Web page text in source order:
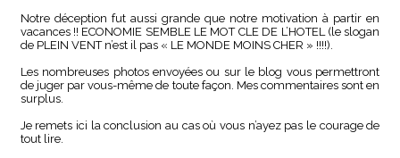
Notre déception fut aussi grande que notre motivation à partir en
vacances !! ECONOMIE SEMBLE LE MOT CLE DE L’HOTEL (le slogan
de PLEIN VENT n’est il pas « LE MONDE MOINS CHER » !!!!).
Les nombreuses photos envoyées ou sur le blog vous permettront
de juger par vous-même de toute façon. Mes commentaires sont en
surplus.
Je remets ici la conclusion au cas où vous n’ayez pas le courage de
tout lire.